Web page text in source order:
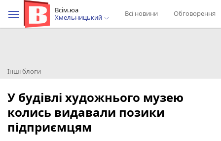
Всім.юа
Хмельницький
Всі новини Обговорення
Інші блоги
У будівлі художнього музею
колись видавали позики
підприємцям